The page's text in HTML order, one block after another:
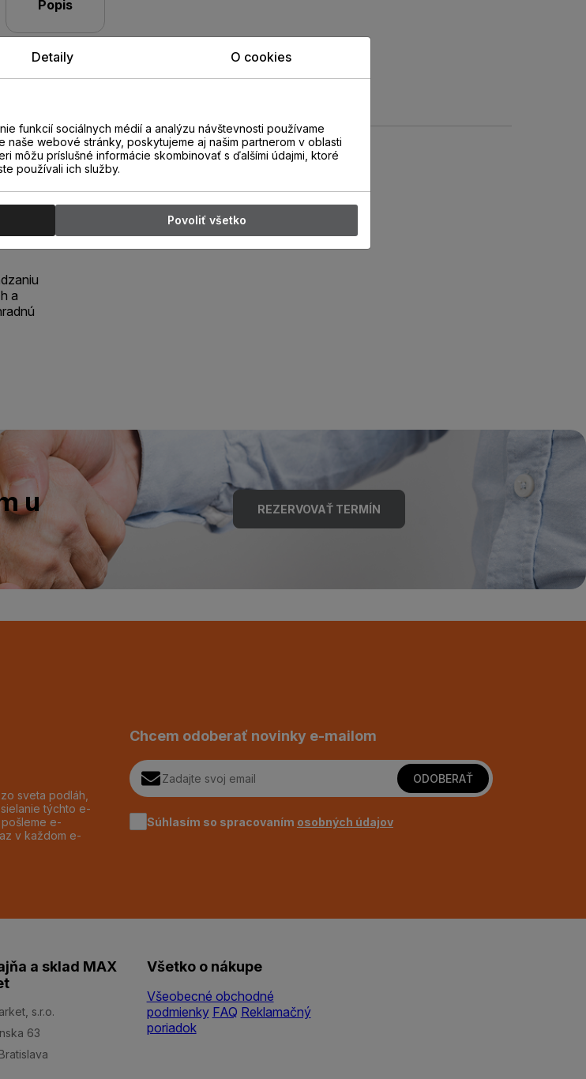
Popis
a
u
REZERVOVAŤ TERMÍN
sveta podláh,
týchto e-
e-
v každom e-
Chcem odoberať novinky e-mailom
ODOBERAŤ
Súhlasím so spracovaním osobných údajov
a sklad MAX
s.r.o.
63
Všetko o nákupe
Všeobecné obchodné
podmienky FAQ Reklamačný
poriadok
Detaily O cookies
funkcií sociálnych médií a analýzu návštevnosti používame
webové stránky, poskytujeme aj našim partnerom v oblasti
môžu príslušné informácie skombinovať s ďalšími údajmi, ktoré
používali ich služby.
Povoliť všetko